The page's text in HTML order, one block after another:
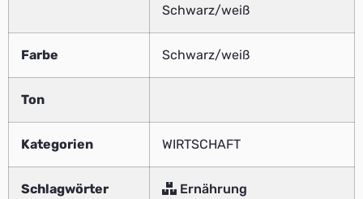
Schwarz/weiß
Farbe Schwarz/weiß
Ton
Kategorien WIRTSCHAFT
Schlagwörter
Ernährung